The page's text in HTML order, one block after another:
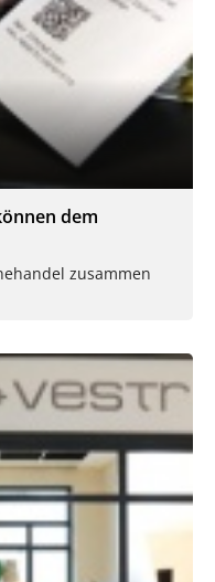
dem
zusammen